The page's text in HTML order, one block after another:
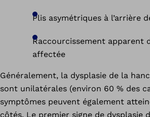
Plis asymétriques à l’arrière
Raccourcissement apparent
affectée
Généralement, la dysplasie de la
sont unilatérales (environ 60 % des
symptômes peuvent également
côtés. Le premier signe de dysplasie